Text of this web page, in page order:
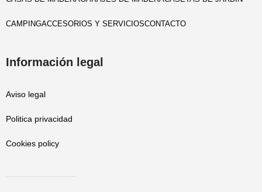
CAMPINGACCESORIOS Y SERVICIOSCONTACTO
Información legal
Aviso legal
Politica privacidad
Cookies policy